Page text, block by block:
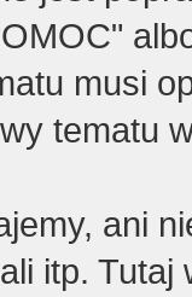
musi
tematu
ani
itp. Tutaj